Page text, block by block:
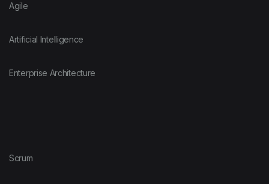
Agile
Artificial Intelligence
Enterprise Architecture
Scrum